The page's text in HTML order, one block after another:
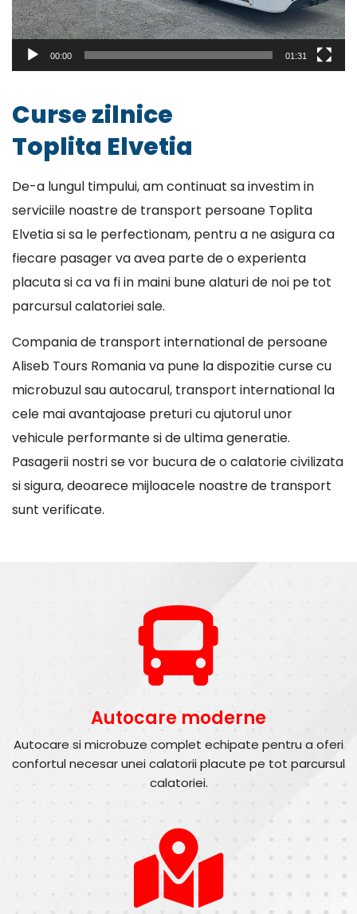
00:00 01:31
Curse zilnice
Toplita Elvetia
De-a lungul timpului, am continuat sa investim in
serviciile noastre de transport persoane Toplita
Elvetia si sa le perfectionam, pentru a ne asigura ca
fiecare pasager va avea parte de o experienta
placuta si ca va fi in maini bune alaturi de noi pe tot
parcursul calatoriei sale.
Compania de transport international de persoane
Aliseb Tours Romania va pune la dispozitie curse cu
microbuzul sau autocarul, transport international la
cele mai avantajoase preturi cu ajutorul unor
vehicule performante si de ultima generatie.
Pasagerii nostri se vor bucura de o calatorie civilizata
si sigura, deoarece mijloacele noastre de transport
sunt verificate.
Autocare moderne
Autocare si microbuze complet echipate pentru a oferi
confortul necesar unei calatorii placute pe tot parcursul
calatoriei.